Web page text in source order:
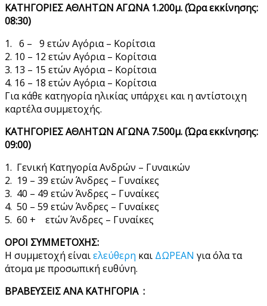
ΚΑΤΗΓΟΡΙΕΣ ΑΘΛΗΤΩΝ ΑΓΩΝΑ 1.200μ. (Ώρα εκκίνησης:
08:30)
1. 6 – 9 ετών Αγόρια – Κορίτσια
2. 10 – 12 ετών Αγόρια – Κορίτσια
3. 13 – 15 ετών Αγόρια – Κορίτσια
4. 16 – 18 ετών Αγόρια – Κορίτσια
Για κάθε κατηγορία ηλικίας υπάρχει και η αντίστοιχη
καρτέλα συμμετοχής.
ΚΑΤΗΓΟΡΙΕΣ ΑΘΛΗΤΩΝ ΑΓΩΝΑ 7.500μ. (Ώρα εκκίνησης:
09:00)
1. Γενική Κατηγορία Ανδρών – Γυναικών
2. 19 – 39 ετών Άνδρες – Γυναίκες
3. 40 – 49 ετών Άνδρες – Γυναίκες
4. 50 – 59 ετών Άνδρες – Γυναίκες
5. 60 + ετών Άνδρες – Γυναίκες
ΟΡΟΙ ΣΥΜΜΕΤΟΧΗΣ:
Η συμμετοχή είναιελεύθερη και ΔΩΡΕΑΝ για όλα τα
άτομα με προσωπική ευθύνη.
ΒΡΑΒΕΥΣΕΙΣ ΑΝΑ ΚΑΤΗΓΟΡΙΑ :